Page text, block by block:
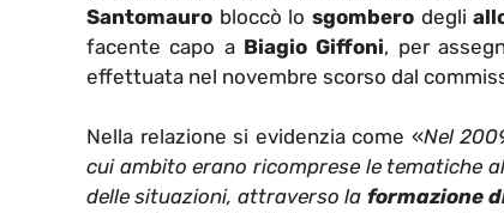
Santomauro bloccò lo sgombero degli
facente capo a Biagio Giffoni, per
effettuata nel novembre scorso dal
Nella relazione si evidenzia come «Nel
cui ambito erano ricomprese le tematiche
delle situazioni, attraverso la formazione